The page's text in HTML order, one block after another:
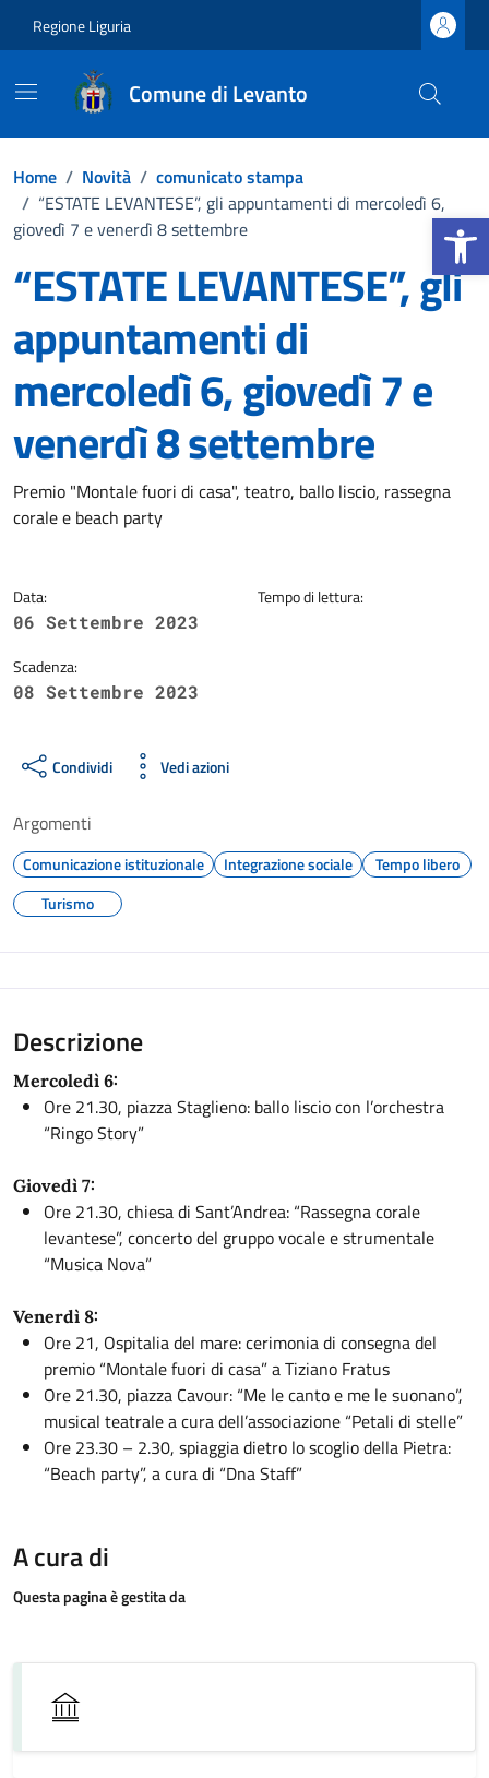
Apri la
Regione Liguria
Comune di Levanto
Home / Novità / comunicato stampa
/ “ESTATE LEVANTESE”, gli appuntamenti di mercoledì 6,
giovedì 7 e venerdì 8 settembre
“ESTATE LEVANTESE”, gli
appuntamenti di
mercoledì 6, giovedì 7 e
venerdì 8 settembre
Dettagli della notizia
Premio "Montale fuori di casa", teatro, ballo liscio, rassegna
corale e beach party
Data:
06 Settembre 2023
Scadenza:
08 Settembre 2023
Tempo di lettura:
Condividi Vedi azioni
Argomenti
Comunicazione istituzionale Integrazione sociale
Tempo libero
Turismo
Descrizione
Mercoledì 6:
Ore 21.30, piazza Staglieno: ballo liscio con l’orchestra
“Ringo Story”
Giovedì 7:
Ore 21.30, chiesa di Sant’Andrea: “Rassegna corale
levantese”, concerto del gruppo vocale e strumentale
“Musica Nova”
Venerdì 8:
Ore 21, Ospitalia del mare: cerimonia di consegna del
premio “Montale fuori di casa” a Tiziano Fratus
Ore 21.30, piazza Cavour: “Me le canto e me le suonano”,
musical teatrale a cura dell’associazione “Petali di stelle”
Ore 23.30 – 2.30, spiaggia dietro lo scoglio della Pietra:
“Beach party”, a cura di “Dna Staff”
A cura di
Questa pagina è gestita da